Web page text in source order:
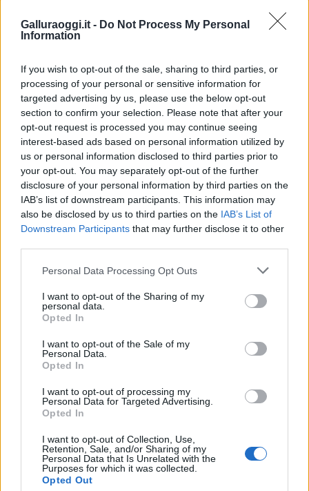
Galluraoggi.it - Do Not Process My Personal
Information
If you wish to opt-out of the sale, sharing to third parties, or
processing of your personal or sensitive information for
targeted advertising by us, please use the below opt-out
section to confirm your selection. Please note that after your
opt-out request is processed you may continue seeing
interest-based ads based on personal information utilized by
us or personal information disclosed to third parties prior to
your opt-out. You may separately opt-out of the further
disclosure of your personal information by third parties on the
IAB’s list of downstream participants. This information may
also be disclosed by us to third parties on the IAB’s List of
Downstream Participants that may further disclose it to other
Please note that this website/app uses one or more Google
not limited to your visit or usage behaviour. You may click to
grant or deny consent to Google and its third-party tags to
use your data for below specified purposes in below Google
consent section.
Personal Data Processing Opt Outs
I want to opt-out of the Sharing of my
personal data.
Opted In
I want to opt-out of the Sale of my
Personal Data.
Opted In
I want to opt-out of processing my
Personal Data for Targeted Advertising.
Opted In
I want to opt-out of Collection, Use,
Retention, Sale, and/or Sharing of my
Personal Data that Is Unrelated with the
Purposes for which it was collected.
Opted Out